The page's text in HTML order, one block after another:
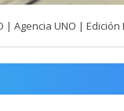
| Agencia UNO | Edición